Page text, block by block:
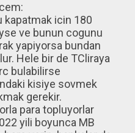
kapatmak icin 180
ve bunun cogunu
yapiyorsa bundan
Hele bir de TCliraya
bulabilirse
kisiye sovmek
gerekir.
para topluyorlar
yili boyunca MB